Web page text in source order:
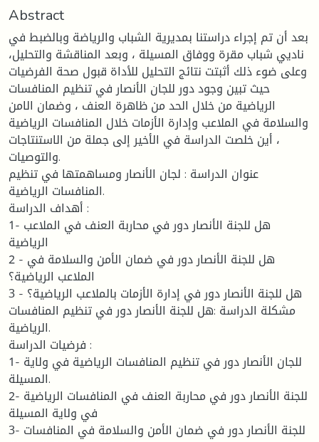
Abstract
بعد أن تم إجراء دراستنا بمديرية الشباب والرياضة وبالضبط في
ناديي شباب مقرة ووفاق المسيلة ، وبعد المناقشة والتحليل،
وعلى ضوء ذلك أثبتت نتائج التحليل للأداة قبول صحة الفرضيات
حيث تبين وجود دور للجان الأنصار في تنظيم المنافسات
الرياضية من خلال الحد من ظاهرة العنف ، وضمان الامن
والسلامة في الملاعب وإدارة الأزمات خلال المنافسات الرياضية
، أين خلصت الدراسة في الأخير إلى جملة من الاستنتاجات
والتوصيات.
عنوان الدراسة : لجان الأنصار ومساهمتها في تنظيم
المنافسات الرياضية.
أهداف الدراسة :
1- هل للجنة الأنصار دور في محاربة العنف في الملاعب
الرياضية
2 - هل للجنة الأنصار دور في ضمان الأمن والسلامة في
الملاعب الرياضية؟
3 - هل للجنة الأنصار دور في إدارة الأزمات بالملاعب الرياضية؟
مشكلة الدراسة :هل للجنة الأنصار دور في تنظيم المنافسات
الرياضية.
فرضيات الدراسة :
1- للجان الأنصار دور في تنظيم المنافسات الرياضية في ولاية
المسيلة.
2- للجنة الأنصار دور في محاربة العنف في المنافسات الرياضية
في ولاية المسيلة
3- للجنة الأنصار دور في ضمان الأمن والسلامة في المنافسات